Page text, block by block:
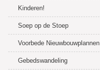
Kinderen!
Soep op de Stoep
Voorbede Nieuwbouwplannen
Gebedswandeling